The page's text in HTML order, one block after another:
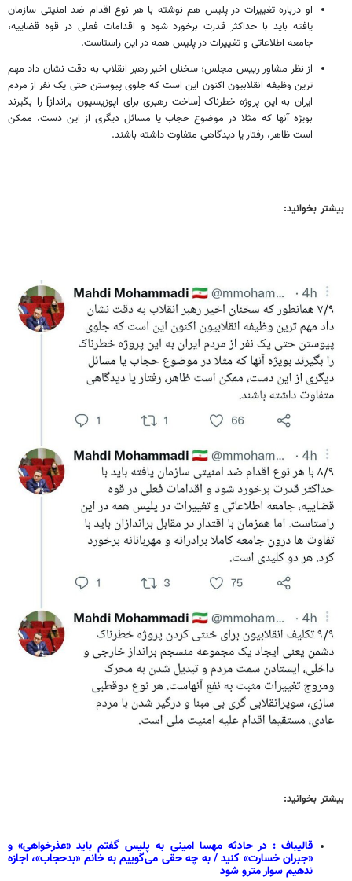
او درباره تغییرات در پلیس هم نوشته با هر نوع اقدام ضد امنیتی سازمان
یافته باید با حداکثر قدرت برخورد شود و اقدامات فعلی در قوه قضاییه،
جامعه اطلاعاتی و تغییرات در پلیس همه در این راستاست.
از نظر مشاور رییس مجلس؛ سخنان اخیر رهبر انقلاب به دقت نشان داد مهم
ترین وظیفه انقلابیون اکنون این است که جلوی پیوستن حتی یک نفر از مردم
ایران به این پروژه خطرناک [ساخت رهبری برای اپوزیسیون برانداز] را بگیرند
بویژه آنها که مثلا در موضوع حجاب یا مسائل دیگری از این دست، ممکن
است ظاهر، رفتار یا دیدگاهی متفاوت داشته باشند.
بیشتر بخوانید:
بیشتر بخوانید:
قالیباف : در حادثه مهسا امینی به پلیس گفتم باید «عذرخواهی» و
«جبران خسارت» کنید / به چه حقی می‌گوییم به خانم «بدحجاب»، اجازه
ندهیم سوار مترو شود